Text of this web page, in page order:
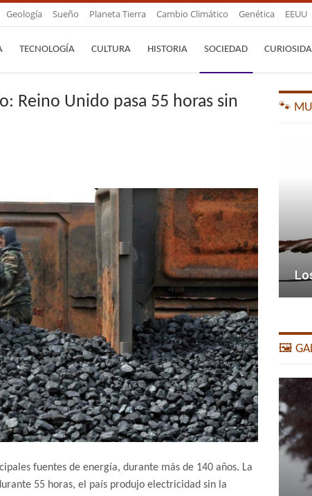
Geología Sueño Planeta Tierra Cambio Climático Genética EEUU
TECNOLOGÍA CULTURA HISTORIA SOCIEDAD
Reino Unido pasa 55 horas sin
fuentes de energía, durante más de 140 años. La
55 horas, el país produjo electricidad sin la
🐾
🖼️